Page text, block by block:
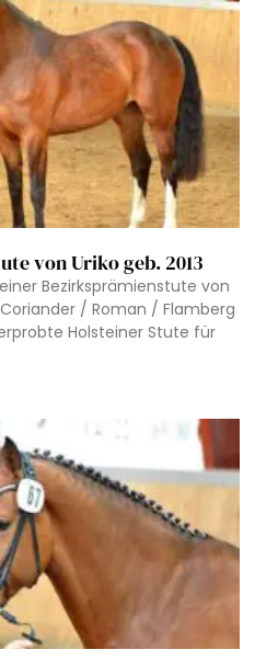
von Uriko geb. 2013
Bezirksprämienstute von
/ Roman / Flamberg
Holsteiner Stute für